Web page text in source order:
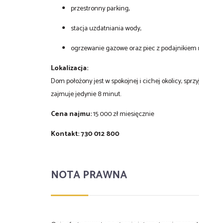
przestronny parking,
stacja uzdatniania wody,
ogrzewanie gazowe oraz piec z podajnikiem
Lokalizacja:
Dom położony jest w spokojnej i cichej okolicy,
zajmuje jedynie 8 minut.
Cena najmu:15 000 zł miesięcznie
Kontakt: 730 012 800
NOTA PRAWNA